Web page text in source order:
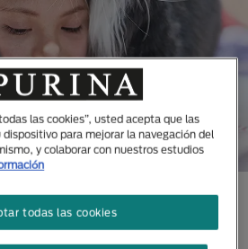
NUESTRAS
DISEÑADAS
las cookies”, usted acepta que las
dispositivo para mejorar la navegación del
y colaborar con nuestros estudios
todas las cookies